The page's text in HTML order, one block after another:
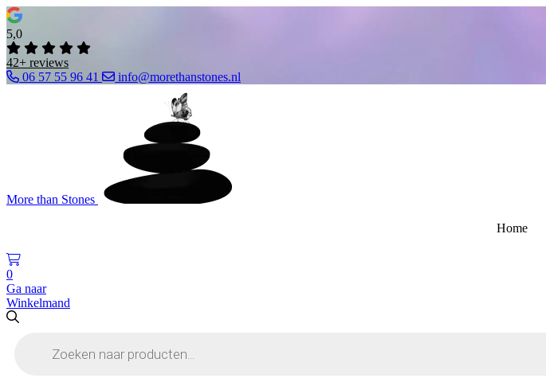
5,0
42+ reviews
06 57 55 96 41
info@morethanstones.nl
More than Stones
Home
0
Ga naar
Winkelmand